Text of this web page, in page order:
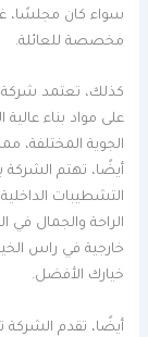
سواء كان مجلسًا،
مخصصة للعائلة.
كذلك، تعتمد شركة
على مواد بناء
الجوية
أيضًا، تهتم الشركة
التشطيبات
الراحة والجمال
خارجية في راس
خيارك الأفضل.
أيضًا، تقدم